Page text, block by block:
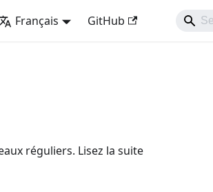
Français GitHub
réguliers. Lisez la suite